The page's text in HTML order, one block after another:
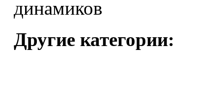
Другие категории: